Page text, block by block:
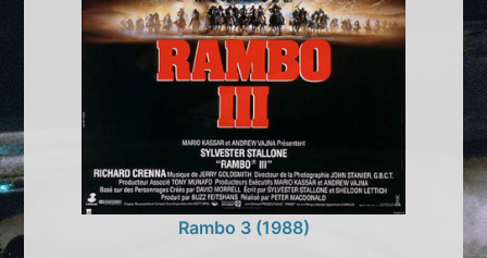
Rambo 3 (1988)